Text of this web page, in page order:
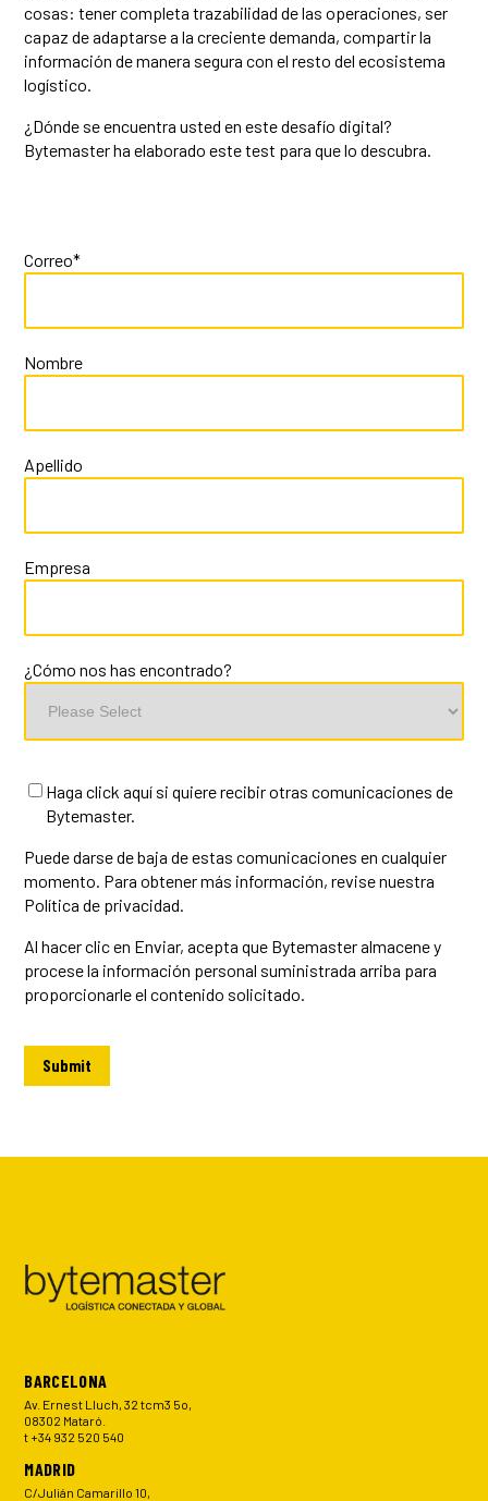
cosas: tener completa trazabilidad de las operaciones, ser
capaz de adaptarse a la creciente demanda, compartir la
información de manera segura con el resto del ecosistema
logístico.
¿Dónde se encuentra usted en este desafío digital?
Bytemaster ha elaborado este test para que lo descubra.
Correo*
Nombre
Apellido
Empresa
¿Cómo nos has encontrado?
Haga click aquí si quiere recibir otras comunicaciones de
Bytemaster.
Puede darse de baja de estas comunicaciones en cualquier
momento. Para obtener más información, revise nuestra
Política de privacidad.
Al hacer clic en Enviar, acepta que Bytemaster almacene y
procese la información personal suministrada arriba para
proporcionarle el contenido solicitado.
BARCELONA
Av. Ernest Lluch, 32 tcm3 5o,
08302 Mataró.
t +34 932 520 540
MADRID
C/Julián Camarillo 10,